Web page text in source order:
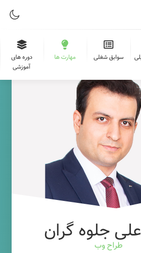
سوابق شغلی مهارت ها
دوره های
آموزشی
جلوه گران
طراح وب